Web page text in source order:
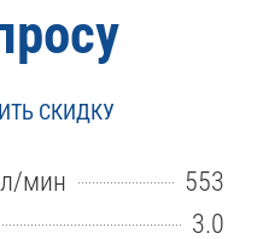
СКИДКУ
л/мин
553
3.0